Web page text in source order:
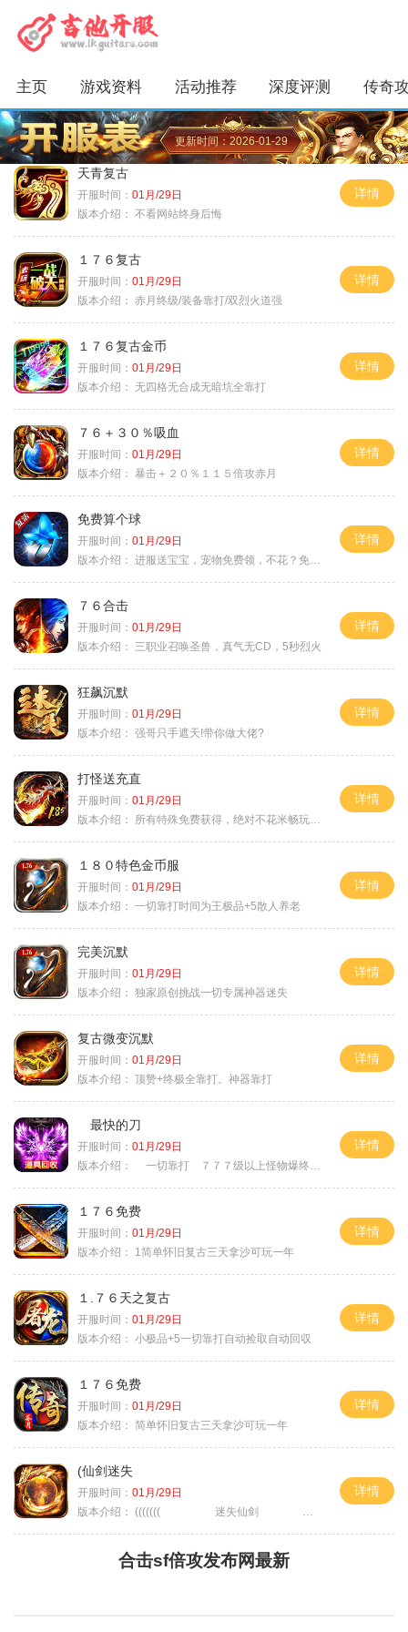
主页 游戏资料 活动推荐 深度评测 传奇
更新时间：2026-01-29
天青复古
开服时间： 01月/29日
版本介绍： 不看网站终身后悔
详情
１７６复古
开服时间： 01月/29日
版本介绍： 赤月终级/装备靠打/双烈火道强
详情
１７６复古金币
开服时间： 01月/29日
版本介绍： 无四格无合成无暗坑全靠打
详情
７６＋３０％吸血
开服时间： 01月/29日
版本介绍： 暴击＋２０％１１５倍攻赤月
详情
免费算个球
开服时间： 01月/29日
版本介绍： 进服送宝宝，宠物免费领，不花？免费通关！
详情
７６合击
开服时间： 01月/29日
版本介绍：
三职业召唤圣兽，真气无CD，5秒烈火
详情
狂飙沉默
开服时间： 01月/29日
版本介绍： 强哥只手遮天!带你做大佬?
详情
打怪送充直
开服时间： 01月/29日
版本介绍：
所有特殊免费获得，绝对不花米畅玩所有地图
详情
１８０特色金币服
开服时间： 01月/29日
版本介绍： 一切靠打时间为王极品+5散人养老
详情
完美沉默
开服时间： 01月/29日
版本介绍： 独家原创挑战一切专属神器迷失
详情
复古微变沉默
开服时间： 01月/29日
版本介绍： 顶赞+终极全靠打。神器靠打
详情
最快的刀
开服时间： 01月/29日
版本介绍：
一切靠打 ７７７级以上怪物爆终极
详情
１７６免费
开服时间： 01月/29日
版本介绍：
1简单怀旧复古三天拿沙可玩一年
详情
１.７６天之复古
开服时间： 01月/29日
版本介绍： 小极品+5一切靠打自动捡取自动回収
详情
１７６免费
开服时间： 01月/29日
版本介绍： 简单怀旧复古三天拿沙可玩一年
详情
(仙剑迷失
开服时间： 01月/29日
版本介绍： ((((((( 迷失仙剑 )))))
详情
合击sf倍攻发布网最新